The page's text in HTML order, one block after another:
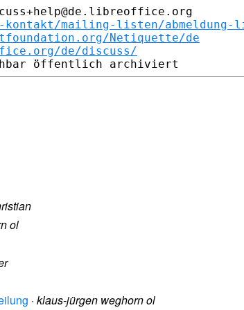
mailing-listen/abmeldung-
Netiquette/de
de/discuss/
ol
· klaus-jürgen weghorn ol